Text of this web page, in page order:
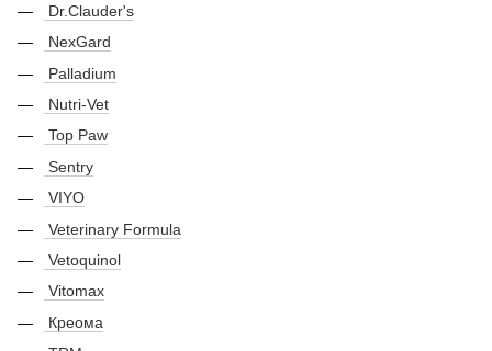
Dr.Clauder's
NexGard
Palladium
Nutri-Vet
Top Paw
Sentry
VIYO
Veterinary Formula
Vetoquinol
Vitomax
Креома